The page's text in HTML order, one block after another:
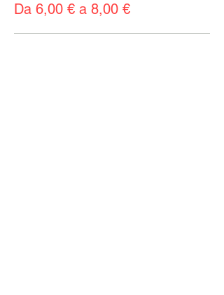
Da 6,00 € a 8,00 €